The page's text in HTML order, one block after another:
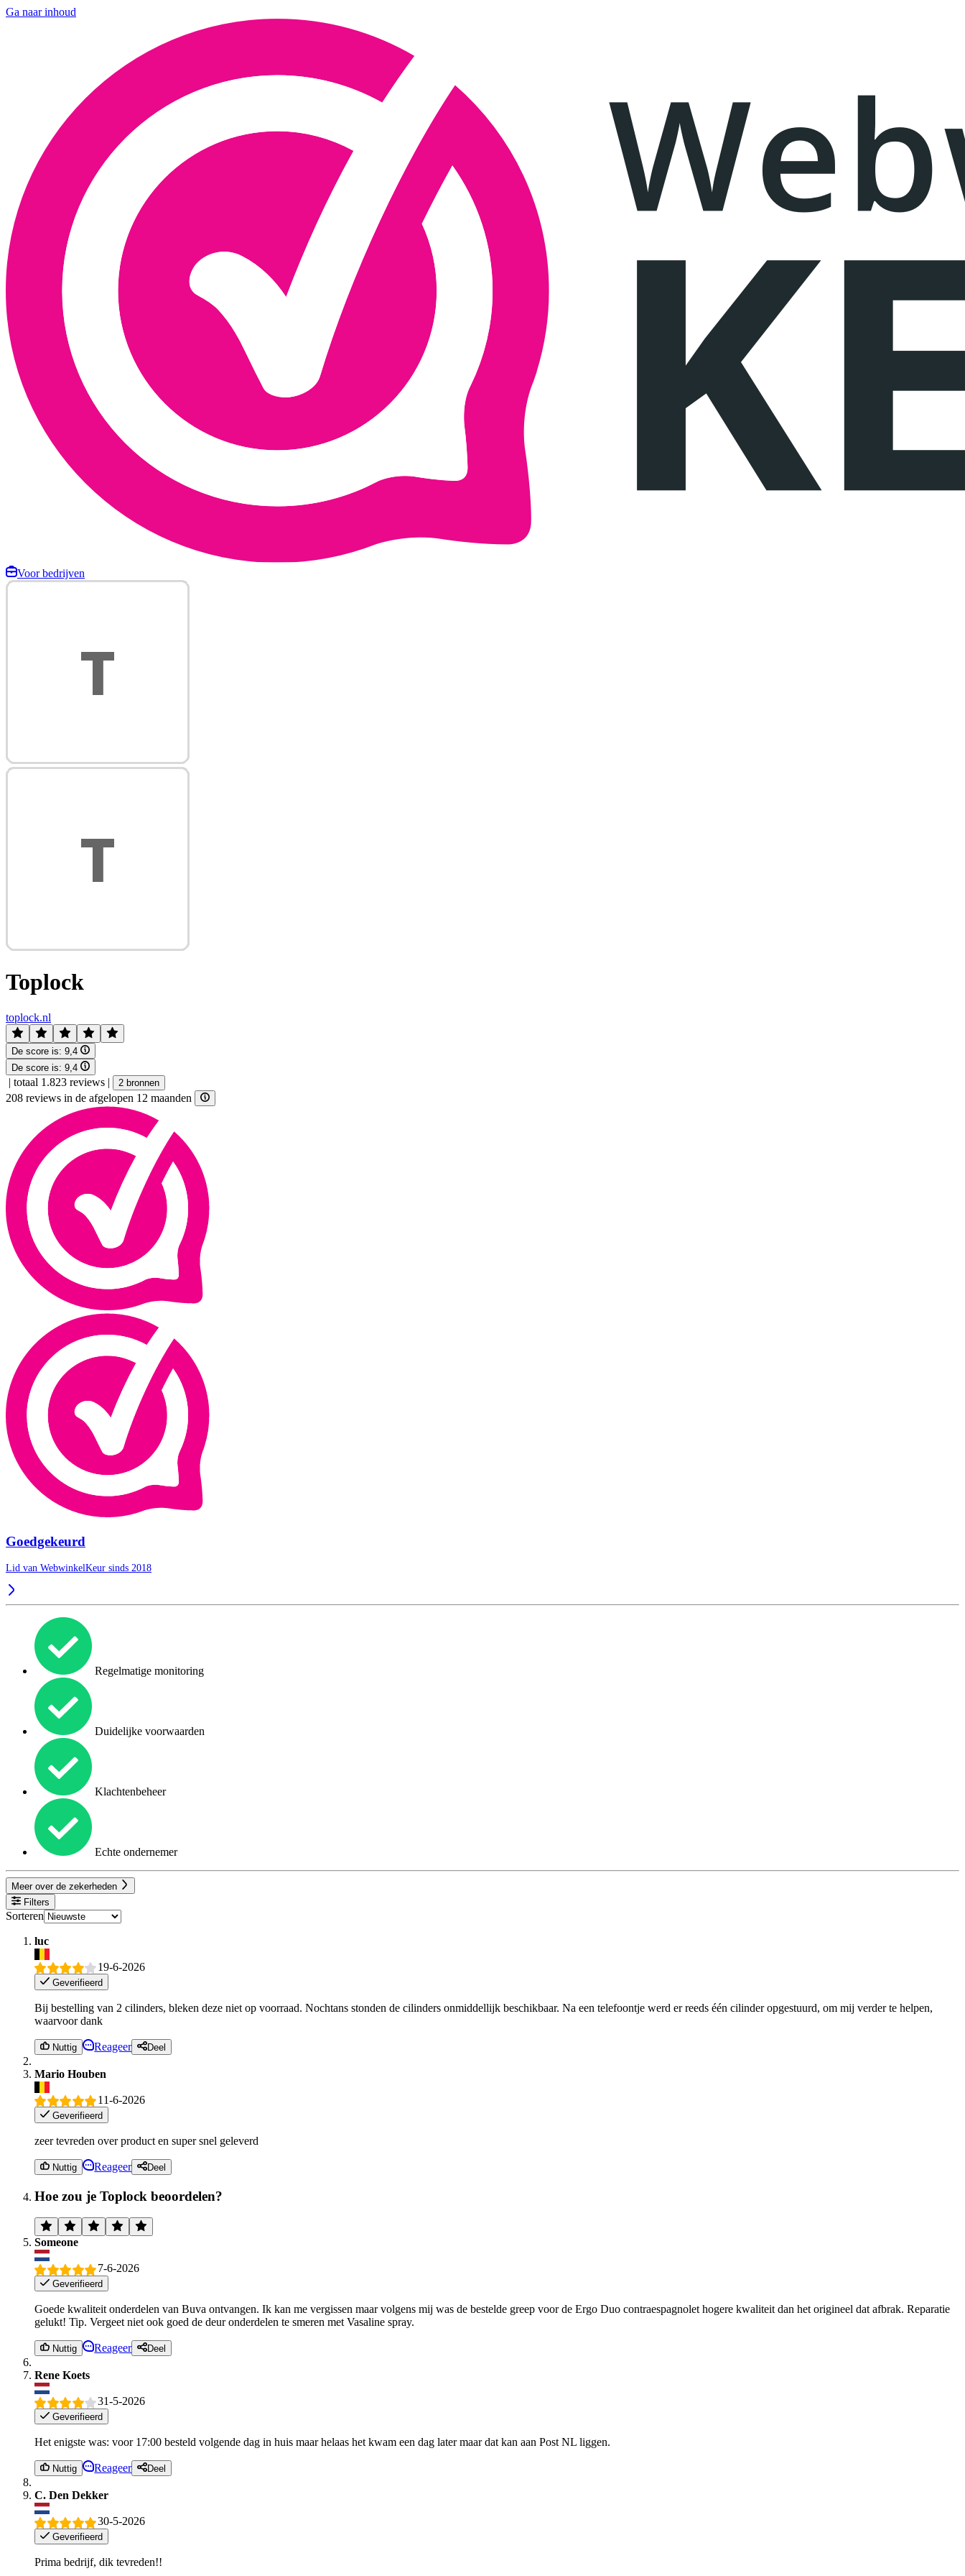
Ga naar inhoud
Voor bedrijven
Toplock
toplock.nl
De score is: 9,4
De score is: 9,4
| totaal 1.823 reviews | 2 bronnen
208 reviews in de afgelopen 12 maanden
Goedgekeurd
Lid van WebwinkelKeur sinds 2018
Regelmatige monitoring
Duidelijke voorwaarden
Klachtenbeheer
Echte ondernemer
Meer over de zekerheden
Filters
Sorteren
luc
19-6-2026
Geverifieerd
Bij bestelling van 2 cilinders, bleken deze niet op voorraad. Nochtans stonden de cilinders onmiddellijk beschikbaar. Na een telefoontje werd er reeds één cilinder opgestuurd, om mij verder te helpen,
waarvoor dank
Nuttig Reageer Deel
Mario Houben
11-6-2026
Geverifieerd
zeer tevreden over product en super snel geleverd
Nuttig Reageer Deel
Hoe zou je Toplock beoordelen?
Someone
7-6-2026
Geverifieerd
Goede kwaliteit onderdelen van Buva ontvangen. Ik kan me vergissen maar volgens mij was de bestelde greep voor de Ergo Duo contraespagnolet hogere kwaliteit dan het origineel dat afbrak. Reparatie
gelukt! Tip. Vergeet niet ook goed de deur onderdelen te smeren met Vasaline spray.
Nuttig Reageer Deel
Rene Koets
31-5-2026
Geverifieerd
Het enigste was: voor 17:00 besteld volgende dag in huis maar helaas het kwam een dag later maar dat kan aan Post NL liggen.
Nuttig Reageer Deel
C. Den Dekker
30-5-2026
Geverifieerd
Prima bedrijf, dik tevreden!!